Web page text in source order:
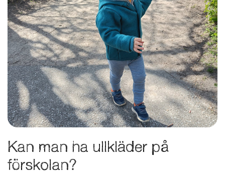
Kan man ha ullkläder på
förskolan?